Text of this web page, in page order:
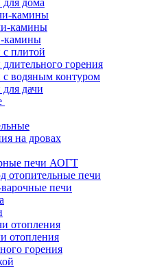
дома
камины
камины
камины
плитой
горения
водяным контуром
дачи
на дровах
печи АОГТ
отопительные печи
печи
отопления
отопления
горения